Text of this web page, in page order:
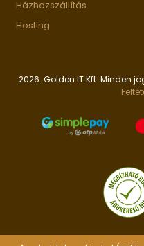
Házhozszállítás
Hosting
2026. Golden IT Kft. Minden